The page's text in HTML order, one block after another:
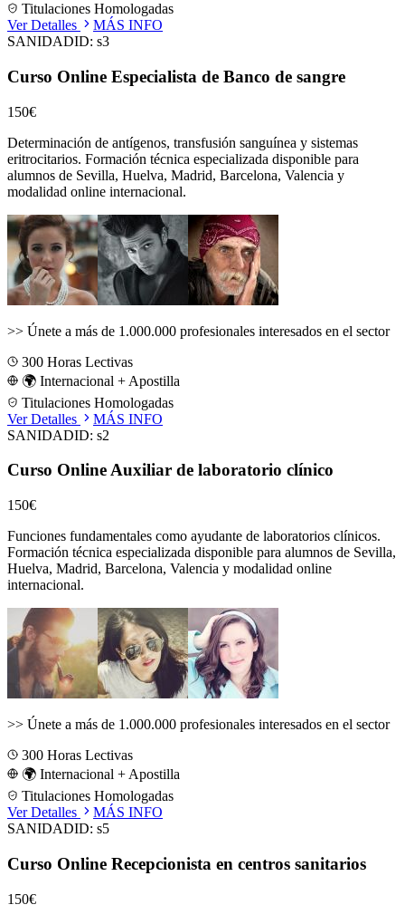
Titulaciones Homologadas
Ver Detalles
MÁS INFO
SANIDADID: s3
Curso Online Especialista de Banco de sangre
150€
Determinación de antígenos, transfusión sanguínea y sistemas
eritrocitarios. Formación técnica especializada disponible para
alumnos de Sevilla, Huelva, Madrid, Barcelona, Valencia y
modalidad online internacional.
>> Únete a más de 1.000.000 profesionales interesados en el sector
300 Horas Lectivas
🌍 Internacional + Apostilla
Titulaciones Homologadas
Ver Detalles
MÁS INFO
SANIDADID: s2
Curso Online Auxiliar de laboratorio clínico
150€
Funciones fundamentales como ayudante de laboratorios clínicos.
Formación técnica especializada disponible para alumnos de Sevilla,
Huelva, Madrid, Barcelona, Valencia y modalidad online
internacional.
>> Únete a más de 1.000.000 profesionales interesados en el sector
300 Horas Lectivas
🌍 Internacional + Apostilla
Titulaciones Homologadas
Ver Detalles
MÁS INFO
SANIDADID: s5
Curso Online Recepcionista en centros sanitarios
150€